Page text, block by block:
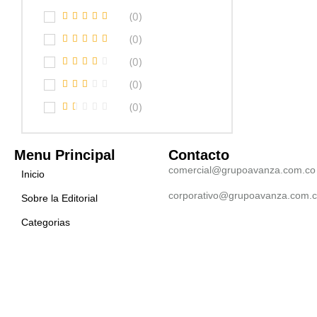
(0)
(0)
(0)
(0)
(0)
Menu Principal
Inicio
Sobre la Editorial
Categorias
Contacto
comercial@grupoavanza.com.co